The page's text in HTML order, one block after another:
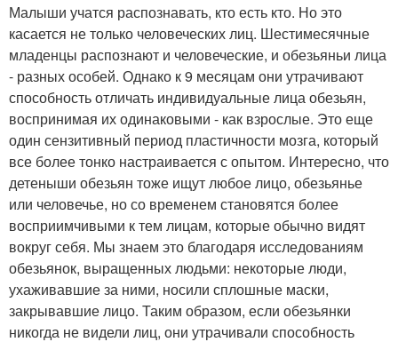
Малыши учатся распознавать, кто есть кто. Но это
касается не только человеческих лиц. Шестимесячные
младенцы распознают и человеческие, и обезьяньи лица
- разных особей. Однако к 9 месяцам они утрачивают
способность отличать индивидуальные лица обезьян,
воспринимая их одинаковыми - как взрослые. Это еще
один сензитивный период пластичности мозга, который
все более тонко настраивается с опытом. Интересно, что
детеныши обезьян тоже ищут любое лицо, обезьянье
или человечье, но со временем становятся более
восприимчивыми к тем лицам, которые обычно видят
вокруг себя. Мы знаем это благодаря исследованиям
обезьянок, выращенных людьми: некоторые люди,
ухаживавшие за ними, носили сплошные маски,
закрывавшие лицо. Таким образом, если обезьянки
никогда не видели лиц, они утрачивали способность